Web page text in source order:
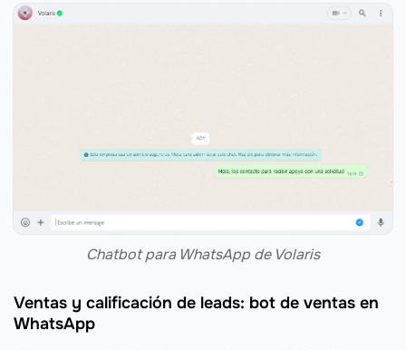
Chatbot para WhatsApp de Volaris
Ventas y calificación de leads: bot de ventas en
WhatsApp